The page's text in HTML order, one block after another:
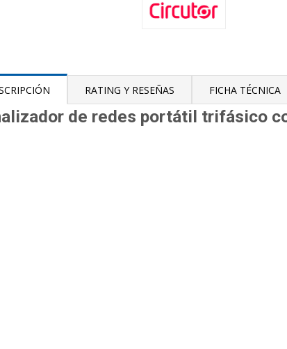
RATING Y RESEÑAS FICHA TÉCNICA
de redes portátil trifásico